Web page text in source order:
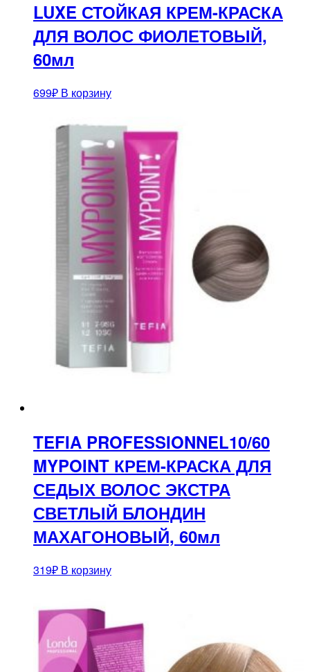
LUXE СТОЙКАЯ КРЕМ-КРАСКА
ДЛЯ ВОЛОС ФИОЛЕТОВЫЙ,
60мл
699₽ В корзину
TEFIA PROFESSIONNEL10/60
MYPOINT КРЕМ-КРАСКА ДЛЯ
СЕДЫХ ВОЛОС ЭКСТРА
СВЕТЛЫЙ БЛОНДИН
МАХАГОНОВЫЙ, 60мл
319₽ В корзину